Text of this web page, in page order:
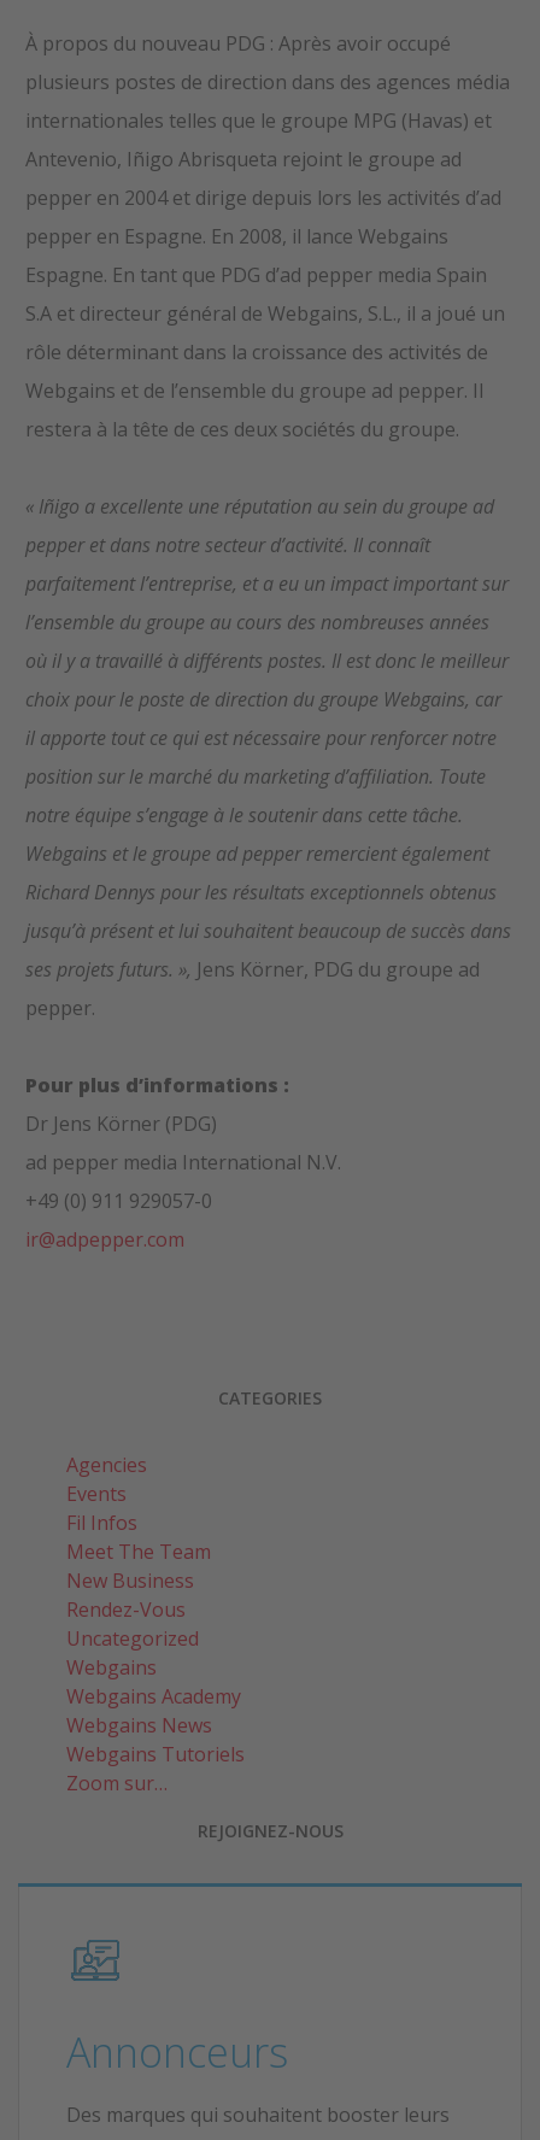
À propos du nouveau PDG : Après avoir occupé
plusieurs postes de direction dans des agences média
internationales telles que le groupe MPG (Havas) et
Antevenio, Iñigo Abrisqueta rejoint le groupe ad
pepper en 2004 et dirige depuis lors les activités d’ad
pepper en Espagne. En 2008, il lance Webgains
Espagne. En tant que PDG d’ad pepper media Spain
S.A et directeur général de Webgains, S.L., il a joué un
rôle déterminant dans la croissance des activités de
Webgains et de l’ensemble du groupe ad pepper. Il
restera à la tête de ces deux sociétés du groupe.
« Iñigo a excellente une réputation au sein du groupe ad
pepper et dans notre secteur d’activité. Il connaît
parfaitement l’entreprise, et a eu un impact important sur
l’ensemble du groupe au cours des nombreuses années
où il y a travaillé à différents postes. Il est donc le meilleur
choix pour le poste de direction du groupe Webgains, car
il apporte tout ce qui est nécessaire pour renforcer notre
position sur le marché du marketing d’affiliation. Toute
notre équipe s’engage à le soutenir dans cette tâche.
Webgains et le groupe ad pepper remercient également
Richard Dennys pour les résultats exceptionnels obtenus
jusqu’à présent et lui souhaitent beaucoup de succès dans
ses projets futurs. », Jens Körner, PDG du groupe ad
pepper.
Pour plus d’informations :
Dr Jens Körner (PDG)
ad pepper media International N.V.
+49 (0) 911 929057-0
ir@adpepper.com
CATEGORIES
Agencies
Events
Fil Infos
Meet The Team
New Business
Rendez-Vous
Uncategorized
Webgains
Webgains Academy
Webgains News
Webgains Tutoriels
Zoom sur…
REJOIGNEZ-NOUS
Annonceurs
Des marques qui souhaitent booster leurs